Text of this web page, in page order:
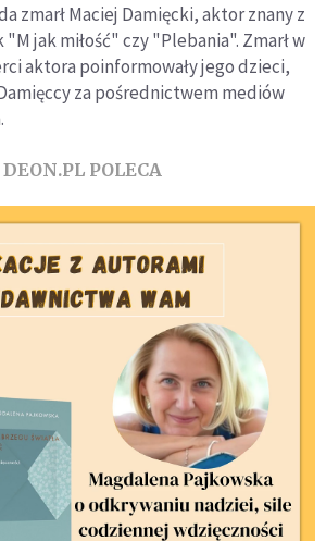
zmarł Maciej Damięcki, aktor znany z
jak miłość" czy "Plebania". Zmarł w
aktora poinformowały jego dzieci,
za pośrednictwem mediów
DEON.PL POLECA